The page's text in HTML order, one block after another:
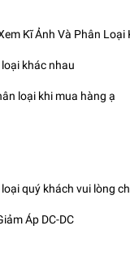
Kĩ Ảnh Và Phân Loại
khác nhau
loại khi mua hàng ạ
quý khách vui lòng
Áp DC-DC